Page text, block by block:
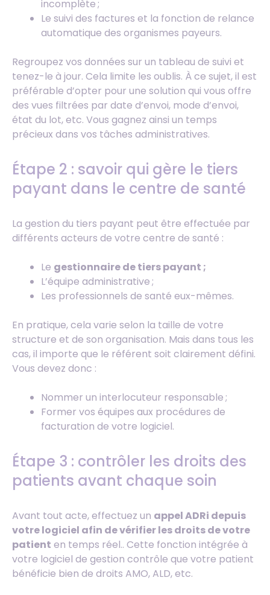
incomplète ;
Le suivi des factures et la fonction de relance
automatique des organismes payeurs.
Regroupez vos données sur un tableau de suivi et
tenez-le à jour. Cela limite les oublis. À ce sujet, il est
préférable d’opter pour une solution qui vous offre
des vues filtrées par date d’envoi, mode d’envoi,
état du lot, etc. Vous gagnez ainsi un temps
précieux dans vos tâches administratives.
Étape 2 : savoir qui gère le tiers
payant dans le centre de santé
La gestion du tiers payant peut être effectuée par
différents acteurs de votre centre de santé :
Le gestionnaire de tiers payant ;
L’équipe administrative ;
Les professionnels de santé eux-mêmes.
En pratique, cela varie selon la taille de votre
structure et de son organisation. Mais dans tous les
cas, il importe que le référent soit clairement défini.
Vous devez donc :
Nommer un interlocuteur responsable ;
Former vos équipes aux procédures de
facturation de votre logiciel.
Étape 3 : contrôler les droits des
patients avant chaque soin
Avant tout acte, effectuez un appel ADRi depuis
votre logiciel afin de vérifier les droits de votre
patient en temps réel.. Cette fonction intégrée à
votre logiciel de gestion contrôle que votre patient
bénéficie bien de droits AMO, ALD, etc.